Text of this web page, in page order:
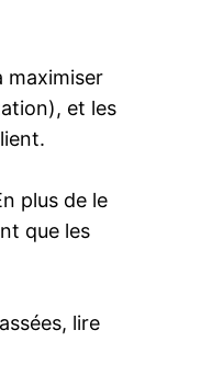
maximiser
et les
plus de le
que les
lire